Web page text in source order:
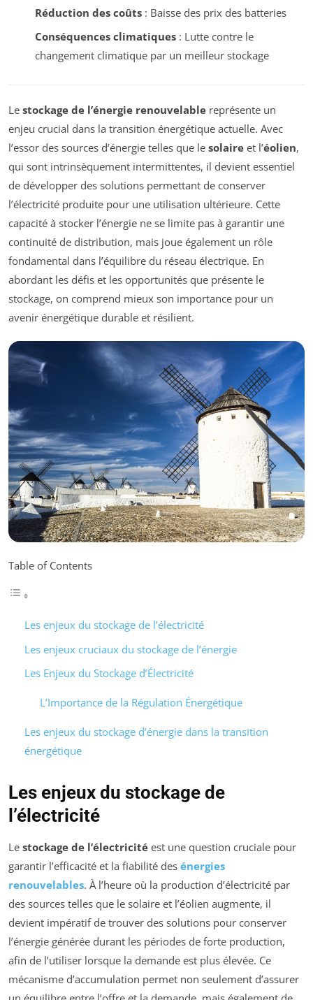
Réduction des coûts: Baisse des prix des batteries
Conséquences climatiques: Lutte contre le
changement climatique par un meilleur stockage
Le stockage de l’énergie renouvelable représente un
enjeu crucial dans la transition énergétique actuelle. Avec
l’essor des sources d’énergie telles que le solaire et l’éolien,
qui sont intrinsèquement intermittentes, il devient essentiel
de développer des solutions permettant de conserver
l’électricité produite pour une utilisation ultérieure. Cette
capacité à stocker l’énergie ne se limite pas à garantir une
continuité de distribution, mais joue également un rôle
fondamental dans l’équilibre du réseau électrique. En
abordant les défis et les opportunités que présente le
stockage, on comprend mieux son importance pour un
avenir énergétique durable et résilient.
Table of Contents
Les enjeux du stockage de l’électricité
Les enjeux cruciaux du stockage de l’énergie
Les Enjeux du Stockage d’Électricité
L’Importance de la Régulation Énergétique
Les enjeux du stockage d’énergie dans la transition
énergétique
Les enjeux du stockage de
l’électricité
Le stockage de l’électricité est une question cruciale pour
garantir l’efficacité et la fiabilité des énergies
renouvelables. À l’heure où la production d’électricité par
des sources telles que le solaire et l’éolien augmente, il
devient impératif de trouver des solutions pour conserver
l’énergie générée durant les périodes de forte production,
afin de l’utiliser lorsque la demande est plus élevée. Ce
mécanisme d’accumulation permet non seulement d’assurer